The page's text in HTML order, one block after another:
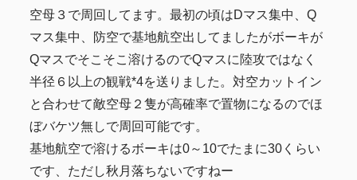
空母３で周回してます。最初の頃はDマス集中、Q
マス集中、防空で基地航空出してましたがボーキが
Qマスでそこそこ溶けるのでQマスに陸攻ではなく
半径６以上の観戦*4を送りました。対空カットイン
と合わせて敵空母２隻が高確率で置物になるのでほ
ぼバケツ無しで周回可能です。
基地航空で溶けるボーキは0～10でたまに30くらい
です、ただし秋月落ちないですねー